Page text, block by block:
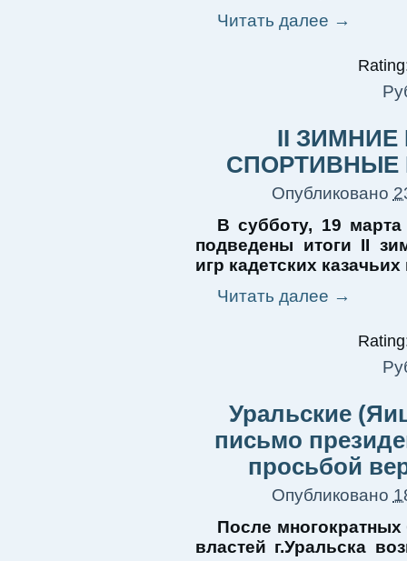
Читать далее →
II ЗИМНИЕ
СПОРТИВНЫЕ
Опубликовано
В субботу, 19
подведены итоги II
игр кадетских
Читать далее →
Уральские
письмо
просьбой
Опубликовано
После
властей г.Уральска